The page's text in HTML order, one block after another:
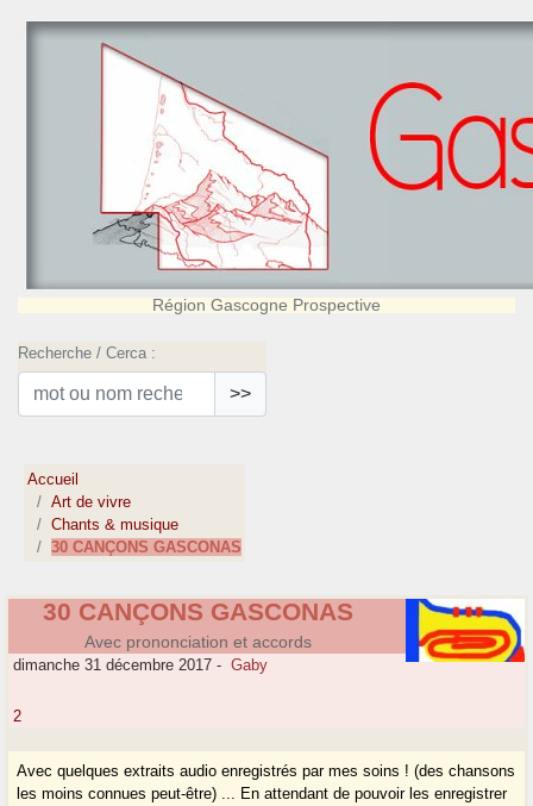
Région Gascogne Prospective
Recherche / Cerca :
>>
Accueil
Art de vivre
Chants & musique
30 CANÇONS GASCONAS
30 CANÇONS GASCONAS
Avec prononciation et accords
dimanche 31 décembre 2017 - Gaby
2
Avec quelques extraits audio enregistrés par mes soins ! (des chansons
les moins connues peut-être) ... En attendant de pouvoir les enregistrer